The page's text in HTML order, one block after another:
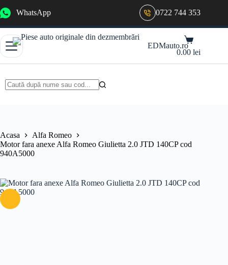
la
WhatsApp 0722 744 353
EDMauto.ro
Coș
de
cumpărături
0.00lei
Acasa
Alfa Romeo
Motor fara anexe Alfa Romeo Giulietta 2.0 JTD 140CP cod
940A5000